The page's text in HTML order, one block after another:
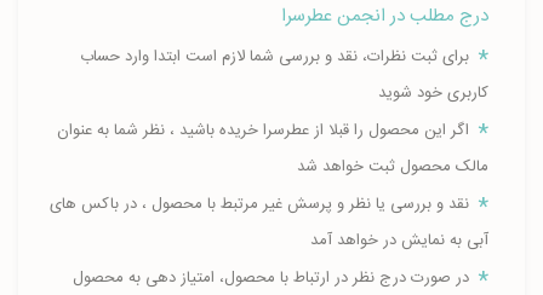
درج مطلب در انجمن عطرسرا
برای ثبت نظرات، نقد و بررسی شما لازم است ابتدا وارد حساب
کاربری خود شوید
اگر این محصول را قبلا از عطرسرا خریده باشید ، نظر شما به عنوان
مالک محصول ثبت خواهد شد
نقد و بررسی یا نظر و پرسش غیر مرتبط با محصول ، در باکس های
آبی به نمایش در خواهد آمد
در صورت درج نظر در ارتباط با محصول، امتیاز دهی به محصول